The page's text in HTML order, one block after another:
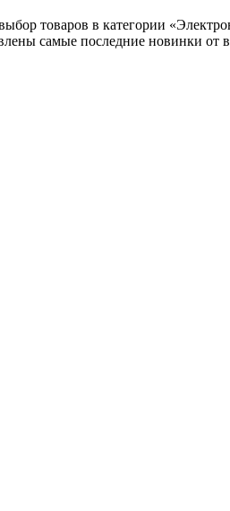
товаров в категории
самые последние новинки от